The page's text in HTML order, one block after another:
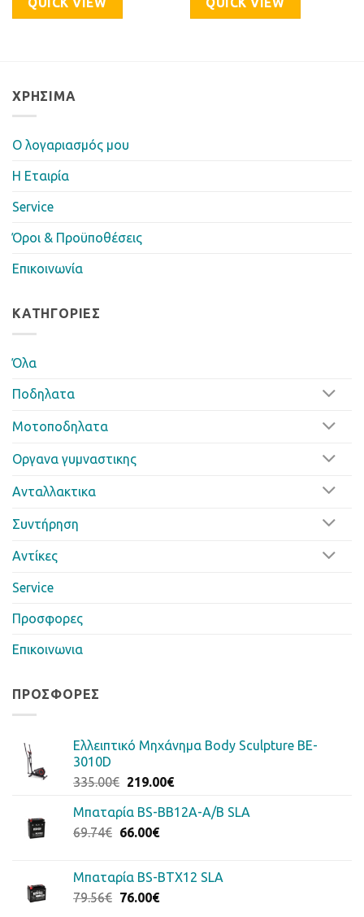
QUICK VIEW QUICK VIEW
ΧΡΉΣΙΜΑ
Ο λογαριασμός μου
Η Eταιρία
Service
Όροι & Προϋποθέσεις
Επικοινωνία
ΚΑΤΗΓΟΡΊΕΣ
Όλα
Ποδηλατα
Μοτοποδηλατα
Οργανα γυμναστικης
Ανταλλακτικα
Συντήρηση
Αντίκες
Service
Προσφορες
Επικοινωνια
ΠΡΟΣΦΟΡΈΣ
Ελλειπτικό Μηχάνημα Body Sculpture BE-
3010D
335.00€ Original
was:
335.00€.
219.00€Η
τιμή
Μπαταρία BS-BB12A-A/B SLA
69.74€ Original
69.74€.
66.00€Η
είναι:
66.00€.
Μπαταρία BS-BTX12 SLA
79.56€ Original
76.00€Η